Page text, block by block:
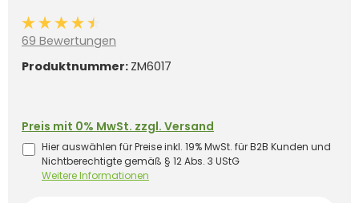
Durchschnittliche Bewertung von 4.5 von 5 Sternen
69 Bewertungen
Produktnummer: ZM6017
Preis mit 0% MwSt. zzgl. Versand
Hier auswählen für Preise inkl. 19% MwSt. für B2B Kunden und
Nichtberechtigte gemäß § 12 Abs. 3 UStG
Weitere Informationen